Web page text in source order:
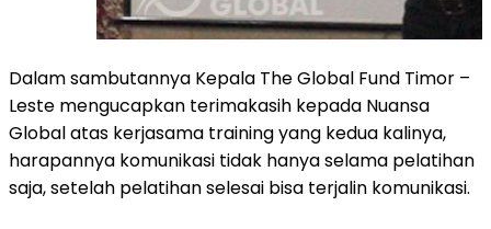
Dalam sambutannya Kepala The Global Fund Timor –
Leste mengucapkan terimakasih kepada Nuansa
Global atas kerjasama training yang kedua kalinya,
harapannya komunikasi tidak hanya selama pelatihan
saja, setelah pelatihan selesai bisa terjalin komunikasi.